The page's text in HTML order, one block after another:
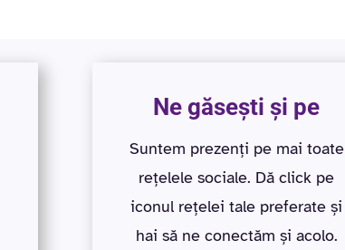
Ne găsești și pe
Suntem prezenți pe mai toate
rețelele sociale. Dă click pe
iconul rețelei tale preferate și
hai să ne conectăm și acolo.